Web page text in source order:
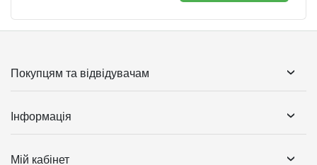
Покупцям та відвідувачам
Інформація
Мій кабінет